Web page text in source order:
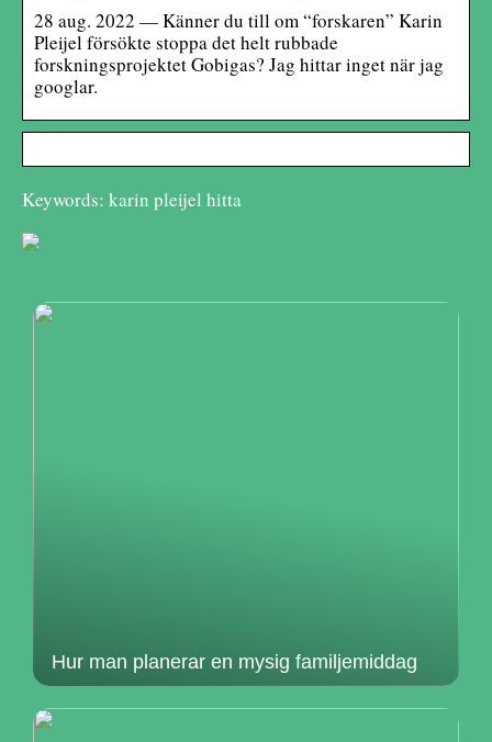
28 aug. 2022 — Känner du till om “forskaren” Karin
Pleijel försökte stoppa det helt rubbade
forskningsprojektet Gobigas? Jag hittar inget när jag
googlar.
Keywords: karin pleijel hitta
Hur man planerar en mysig familjemiddag